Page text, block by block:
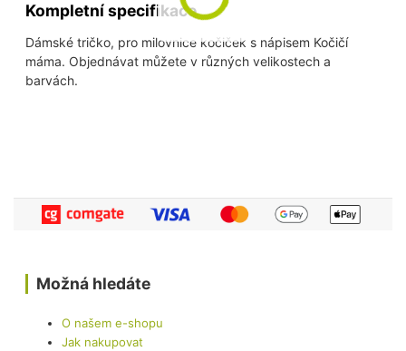
Kompletní specifikace
Dámské tričko, pro milovnice kočiček s nápisem Kočičí
máma. Objednávat můžete v různých velikostech a
barvách.
Možná hledáte
O našem e-shopu
Jak nakupovat